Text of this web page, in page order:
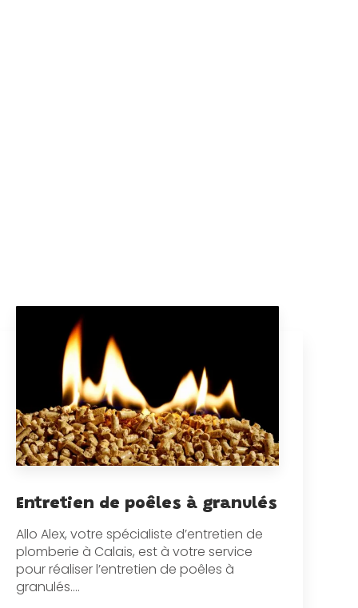
Entretien de poêles à granulés
Allo Alex, votre spécialiste d’entretien de
plomberie à Calais, est à votre service
pour réaliser l’entretien de poêles à
granulés....